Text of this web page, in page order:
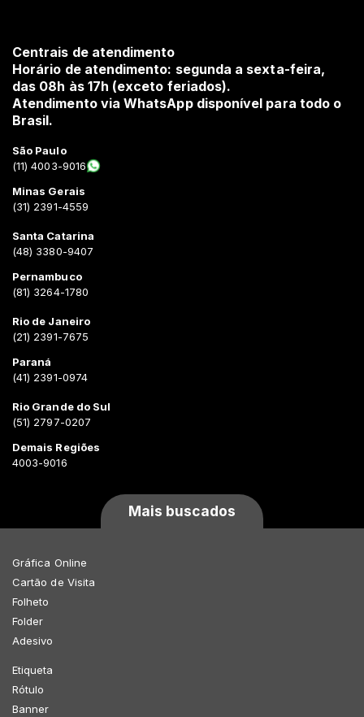
Centrais de atendimento
Horário de atendimento: segunda a sexta-feira,
das 08h às 17h (exceto feriados).
Atendimento via WhatsApp disponível para todo o
Brasil.
São Paulo
(11) 4003-9016
Minas Gerais
(31) 2391-4559
Santa Catarina
(48) 3380-9407
Pernambuco
(81) 3264-1780
Rio de Janeiro
(21) 2391-7675
Paraná
(41) 2391-0974
Rio Grande do Sul
(51) 2797-0207
Demais Regiões
4003-9016
Mais buscados
Gráfica Online
Cartão de Visita
Folheto
Folder
Adesivo
Etiqueta
Rótulo
Banner